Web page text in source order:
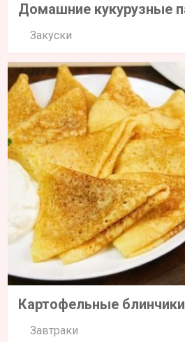
Домашние кукурузные
Закуски
Картофельные
Завтраки